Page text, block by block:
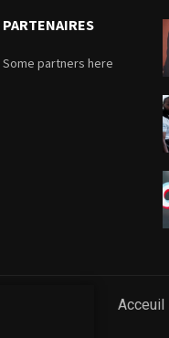
PARTENAIRES
Some partners here
Acceuil